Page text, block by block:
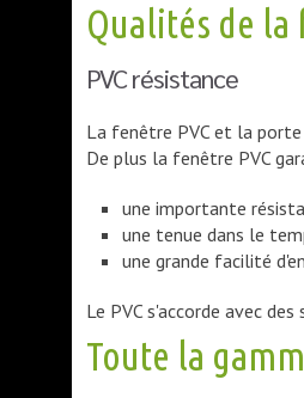
Qualités de la
PVC résistance
La fenêtre PVC et la
De plus la fenêtre PVC
une importante
une tenue dans le
une grande facilité
Le PVC s'accorde avec
Toute la